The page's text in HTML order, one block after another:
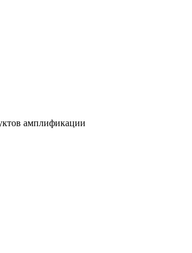
амплификации